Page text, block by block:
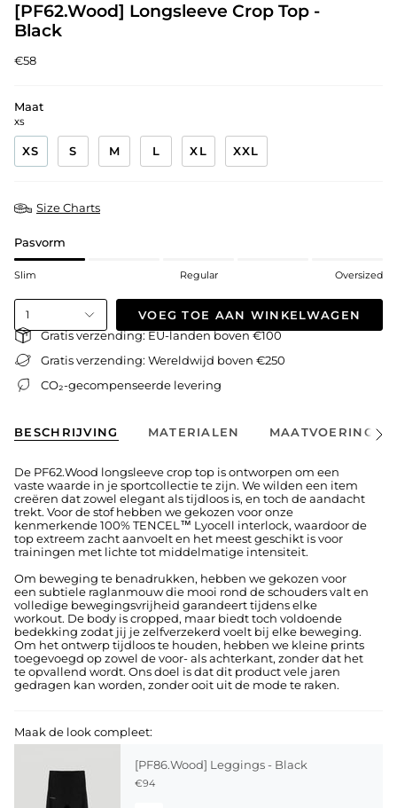
[PF62.Wood] Longsleeve Crop Top -
Black
€58
Maat
XS
XS S M L XL XXL
Size Charts
Pasvorm
Slim Regular Oversized
1 VOEG TOE AAN WINKELWAGEN
Gratis verzending: EU-landen boven €100
Gratis verzending: Wereldwijd boven €250
CO₂-gecompenseerde levering
BESCHRIJVING MATERIALEN MAATVOERINGAlles
De PF62.Wood longsleeve crop top is ontworpen om een
vaste waarde in je sportcollectie te zijn. We wilden een item
creëren dat zowel elegant als tijdloos is, en toch de aandacht
trekt. Voor de stof hebben we gekozen voor onze
kenmerkende 100% TENCEL™ Lyocell interlock, waardoor de
top extreem zacht aanvoelt en het meest geschikt is voor
trainingen met lichte tot middelmatige intensiteit.
Om beweging te benadrukken, hebben we gekozen voor
een subtiele raglanmouw die mooi rond de schouders valt en
volledige bewegingsvrijheid garandeert tijdens elke
workout. De body is cropped, maar biedt toch voldoende
bedekking zodat jij je zelfverzekerd voelt bij elke beweging.
Om het ontwerp tijdloos te houden, hebben we kleine prints
toegevoegd op zowel de voor- als achterkant, zonder dat het
te opvallend wordt. Ons doel is dat dit product vele jaren
gedragen kan worden, zonder ooit uit de mode te raken.
Maak de look compleet:
[PF86.Wood] Leggings - Black
€94